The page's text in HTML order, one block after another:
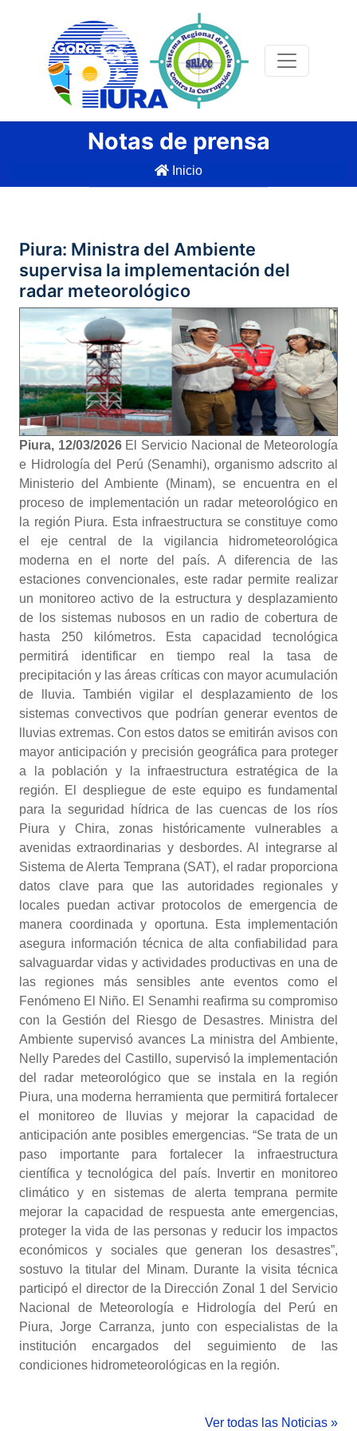
Notas de prensa
Inicio
Piura: Ministra del Ambiente
supervisa la implementación del
radar meteorológico
Piura, 12/03/2026 El Servicio Nacional de Meteorología
e Hidrología del Perú (Senamhi), organismo adscrito al
Ministerio del Ambiente (Minam), se encuentra en el
proceso de implementación un radar meteorológico en
la región Piura. Esta infraestructura se constituye como
el eje central de la vigilancia hidrometeorológica
moderna en el norte del país. A diferencia de las
estaciones convencionales, este radar permite realizar
un monitoreo activo de la estructura y desplazamiento
de los sistemas nubosos en un radio de cobertura de
hasta 250 kilómetros. Esta capacidad tecnológica
permitirá identificar en tiempo real la tasa de
precipitación y las áreas críticas con mayor acumulación
de lluvia. También vigilar el desplazamiento de los
sistemas convectivos que podrían generar eventos de
lluvias extremas. Con estos datos se emitirán avisos con
mayor anticipación y precisión geográfica para proteger
a la población y la infraestructura estratégica de la
región. El despliegue de este equipo es fundamental
para la seguridad hídrica de las cuencas de los ríos
Piura y Chira, zonas históricamente vulnerables a
avenidas extraordinarias y desbordes. Al integrarse al
Sistema de Alerta Temprana (SAT), el radar proporciona
datos clave para que las autoridades regionales y
locales puedan activar protocolos de emergencia de
manera coordinada y oportuna. Esta implementación
asegura información técnica de alta confiabilidad para
salvaguardar vidas y actividades productivas en una de
las regiones más sensibles ante eventos como el
Fenómeno El Niño. El Senamhi reafirma su compromiso
con la Gestión del Riesgo de Desastres. Ministra del
Ambiente supervisó avances La ministra del Ambiente,
Nelly Paredes del Castillo, supervisó la implementación
del radar meteorológico que se instala en la región
Piura, una moderna herramienta que permitirá fortalecer
el monitoreo de lluvias y mejorar la capacidad de
anticipación ante posibles emergencias. “Se trata de un
paso importante para fortalecer la infraestructura
científica y tecnológica del país. Invertir en monitoreo
climático y en sistemas de alerta temprana permite
mejorar la capacidad de respuesta ante emergencias,
proteger la vida de las personas y reducir los impactos
económicos y sociales que generan los desastres”,
sostuvo la titular del Minam. Durante la visita técnica
participó el director de la Dirección Zonal 1 del Servicio
Nacional de Meteorología e Hidrología del Perú en
Piura, Jorge Carranza, junto con especialistas de la
institución encargados del seguimiento de las
condiciones hidrometeorológicas en la región.
Ver todas las Noticias »